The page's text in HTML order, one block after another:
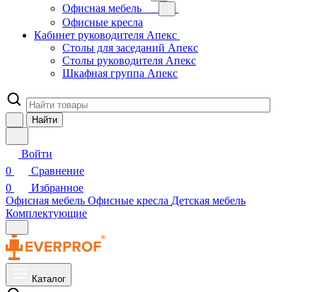
Офисная мебель
Офисные кресла
Кабинет руководителя Апекс
Столы для заседаний Апекс
Столы руководителя Апекс
Шкафная группа Апекс
Найти
Войти
0
Сравнение
0
Избранное
Офисная мебель Офисные кресла Детская мебель
Комплектующие
Каталог